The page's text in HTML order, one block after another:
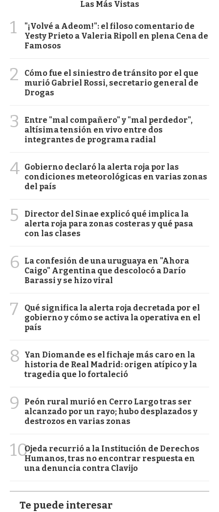
Las Más Vistas
1
"¡Volvé a Adeom!": el filoso comentario de
Yesty Prieto a Valeria Ripoll en plena Cena de
Famosos
2
Cómo fue el siniestro de tránsito por el que
murió Gabriel Rossi, secretario general de
Drogas
3
Entre "mal compañero" y "mal perdedor",
altísima tensión en vivo entre dos
integrantes de programa radial
4 Gobierno declaró la alerta roja por las
condiciones meteorológicas en varias zonas
del país
5
Director del Sinae explicó qué implica la
alerta roja para zonas costeras y qué pasa
con las clases
6
La confesión de una uruguaya en "Ahora
Caigo" Argentina que descolocó a Darío
Barassi y se hizo viral
7
Qué significa la alerta roja decretada por el
gobierno y cómo se activa la operativa en el
país
8
Yan Diomande es el fichaje más caro en la
historia de Real Madrid: origen atípico y la
tragedia que lo fortaleció
9
Peón rural murió en Cerro Largo tras ser
alcanzado por un rayo; hubo desplazados y
destrozos en varias zonas
10Ojeda recurrió a la Institución de Derechos
Humanos, tras no encontrar respuesta en
una denuncia contra Clavijo
Te puede interesar